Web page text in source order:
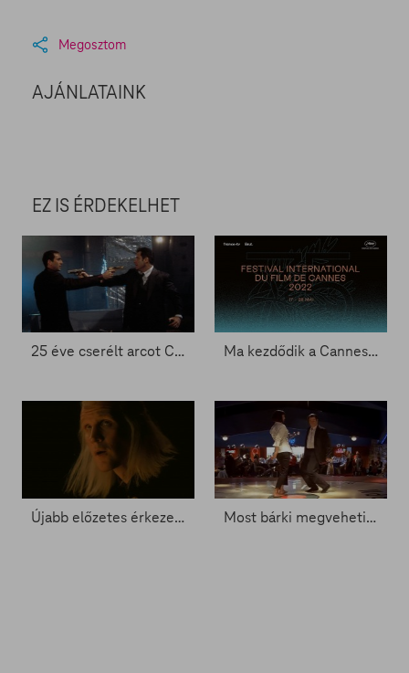
Megosztom
AJÁNLATAINK
EZ IS ÉRDEKELHET
25 éve cserélt arcot Cage és Travolta Ma kezdődik a Cannes-i Filmfesztivál - Zacc nélkül 1458.
Újabb előzetes érkezett a Trónok harca-spinoffhoz - Zacc nélkül 1451. Most bárki megveheti Travolta öltönyét a Ponyvaregényből